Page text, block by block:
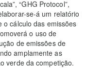
“GHG Protocol”,
se-á um relatório
o cálculo das emissões
o uso de
de emissões de
amplamente as
verde da competição.